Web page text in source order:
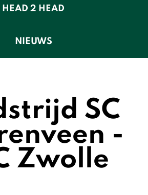
HEAD 2 HEAD
NIEUWS
SC
-
Zwolle